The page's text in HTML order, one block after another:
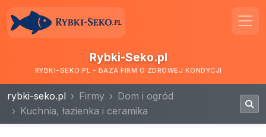
Rybki-Seko.pl
RYBKI-SEKO.PL - BAZA FIRM O ZDROWEJ KONDYCJI
rybki-seko.pl Firmy
Dom i ogród
Kuchnia, łazienka i ceramika